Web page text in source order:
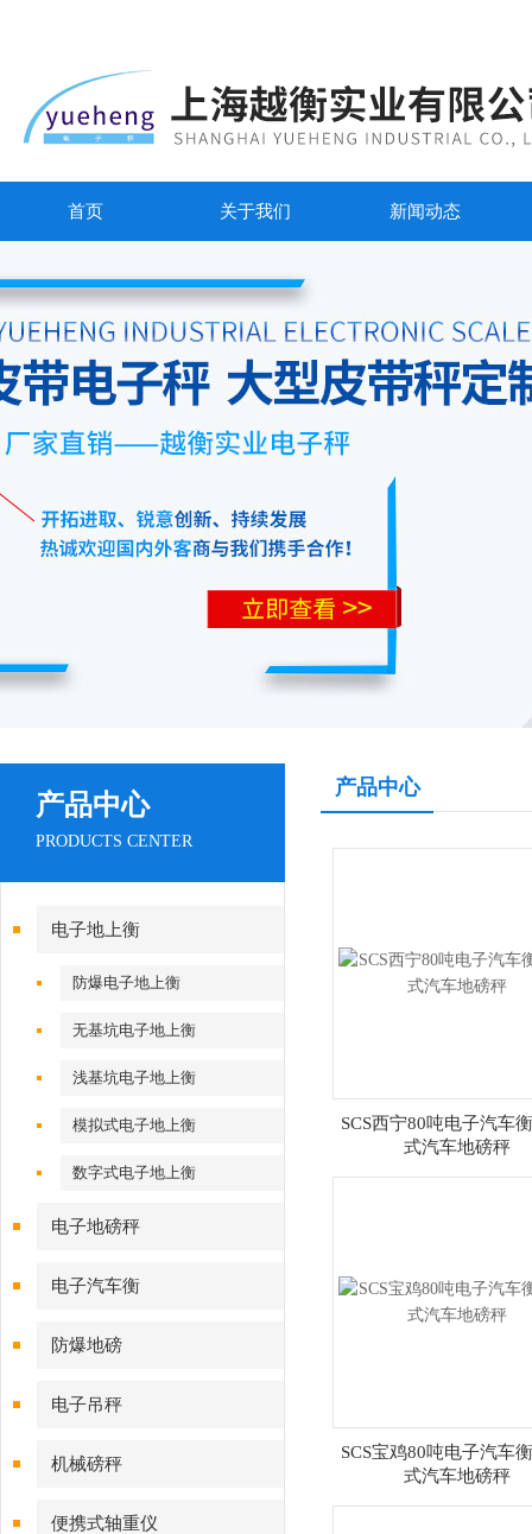
首页 关于我们 新闻动态
产品中心
PRODUCTS CENTER
电子地上衡
防爆电子地上衡
无基坑电子地上衡
浅基坑电子地上衡
模拟式电子地上衡
数字式电子地上衡
电子地磅秤
电子汽车衡
防爆地磅
电子吊秤
机械磅秤
便携式轴重仪
产品中心
SCS西宁80吨电子汽车
式汽车地磅秤
SCS宝鸡80吨电子汽车
式汽车地磅秤